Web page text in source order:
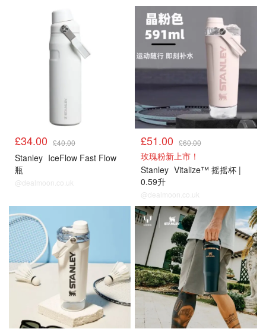
£34.00 £40.00
Stanley IceFlow Fast Flow
瓶
@dealmoon.co.uk
£51.00 £60.00
玫瑰粉新上市！
Stanley Vitalize™ 摇摇杯 |
0.59升
@dealmoon.co.uk